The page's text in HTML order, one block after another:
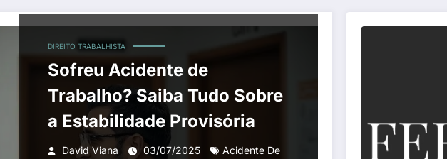
DIREITO TRABALHISTA
Sofreu Acidente de
Trabalho? Saiba Tudo Sobre
a Estabilidade Provisória
David Viana 03/07/2025
Acidente De